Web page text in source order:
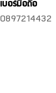
เบอร์มือถือ
0897214432